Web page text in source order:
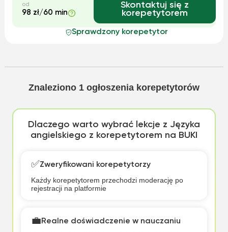
od
98 zł/60 min
Skontaktuj się z
korepetytorem
Sprawdzony korepetytor
Znaleziono 1 ogłoszenia korepetytorów
Dlaczego warto wybrać lekcje z Języka
angielskiego z korepetytorem na BUKI
✅Zweryfikowani korepetytorzy
Każdy korepetytorem przechodzi moderację po
rejestracji na platformie
💼Realne doświadczenie w nauczaniu